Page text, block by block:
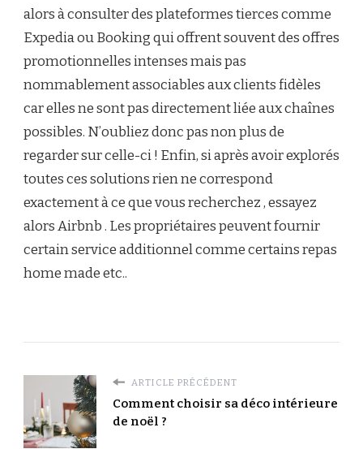
alors à consulter des plateformes tierces comme
Expedia ou Booking qui offrent souvent des offres
promotionnelles intenses mais pas
nommablement associables aux clients fidèles
car elles ne sont pas directement liée aux chaînes
possibles. N’oubliez donc pas non plus de
regarder sur celle-ci ! Enfin, si après avoir explorés
toutes ces solutions rien ne correspond
exactement à ce que vous recherchez , essayez
alors Airbnb . Les propriétaires peuvent fournir
certain service additionnel comme certains repas
home made etc..
ARTICLE PRÉCÉDENT
Comment choisir sa déco intérieure
de noël ?